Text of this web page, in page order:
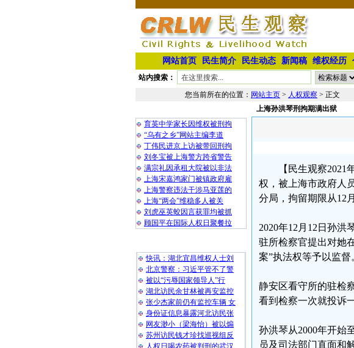
网站首页 民生简介 民生动态 新闻稿 维权经历
站内搜索：
您当前所在的位置： 网站主页 > 人权观察 > 正文
育英中学家长因维权被刑拘
“乌有之乡”网站主编李道
丁伟民进京上访被带回刑拘
刘冬宝被上海警方跨省警告
满宗礼因承租大院被以非法
上海宋嘉鸿家门被镇政府雇
上海警察违法干涉马亚莲的
上海“两会”维稳多人被关
刘虎巫英蛟因言获罪均被抓
顾国平在国际人权日聚餐拉
快讯：湖北宜昌维权人士刘
北京警察：习近平管不了警
被以“污辱国家领导人”行
湖北访民余甘林被再安监控
张少杰家前仍有监控车辆 女
身份证信息暴露河北访民张
网友渺小（梁海怡）被以煽
苏州访民钱才珍找巡视组反
人权日喝农药被判刑的武汉
上海孙洪琴刑拘期满出狱⁩
【民生观察
权，被上海市政府人
分局，拘留期限从12
2020年12月12日孙
驻所检察官提出对她
案”执法权等予以监督
静安区看守所的驻检
看到检察一次就投诉一
孙洪琴从2000年开始
员及司法部门直面和